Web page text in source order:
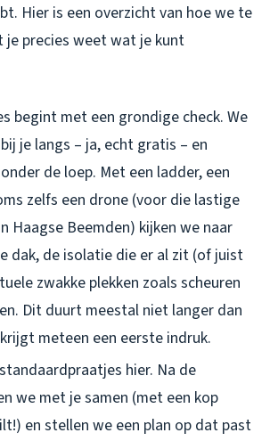
Hier is een overzicht van hoe we te
je precies weet wat je kunt
begint met een grondige check. We
je langs – ja, echt gratis – en
de loep. Met een ladder, een
zelfs een drone (voor die lastige
Haagse Beemden) kijken we naar
dak, de isolatie die er al zit (of juist
zwakke plekken zoals scheuren
Dit duurt meestal niet langer dan
meteen een eerste indruk.
hier. Na de
we met je samen (met een kop
en stellen we een plan op dat past